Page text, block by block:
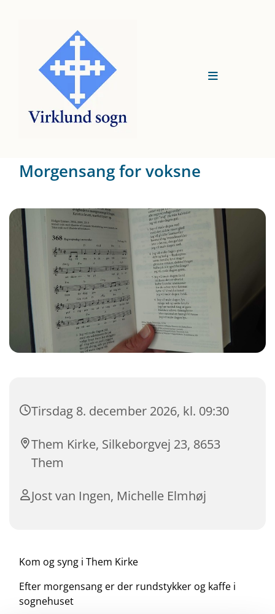
Morgensang for voksne
Tirsdag 8. december 2026, kl. 09:30
Them Kirke, Silkeborgvej 23, 8653
Them
Jost van Ingen, Michelle Elmhøj
Kom og syng i Them Kirke
Efter morgensang er der rundstykker og kaffe i
sognehuset